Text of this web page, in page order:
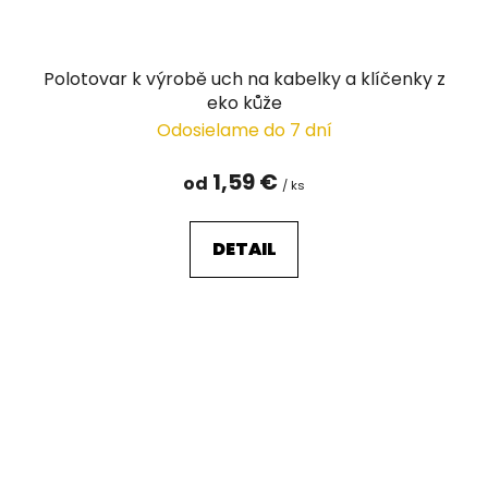
Polotovar k výrobě uch na kabelky a klíčenky z
eko kůže
Odosielame do 7 dní
od 1,59 € / ks
DETAIL